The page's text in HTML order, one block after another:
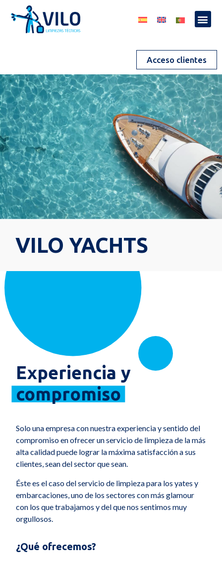
Acceso clientes
VILO YACHTS
Experiencia y
compromiso
Solo una empresa con nuestra experiencia y sentido del
compromiso en ofrecer un servicio de limpieza de la más
alta calidad puede lograr la máxima satisfacción a sus
clientes, sean del sector que sean.
Éste es el caso del servicio de limpieza para los yates y
embarcaciones, uno de los sectores con más glamour
con los que trabajamos y del que nos sentimos muy
orgullosos.
¿Qué ofrecemos?